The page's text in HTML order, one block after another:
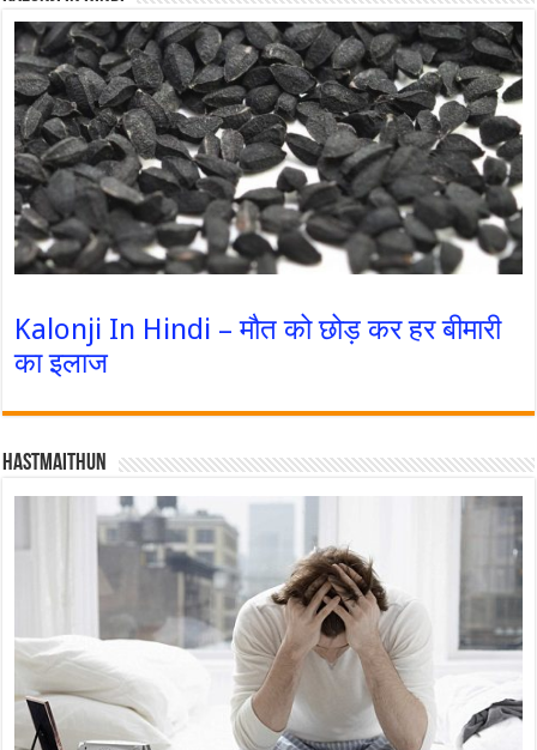
Kalonji In Hindi – मौत को छोड़ कर हर बीमारी
का इलाज
Hastmaithun